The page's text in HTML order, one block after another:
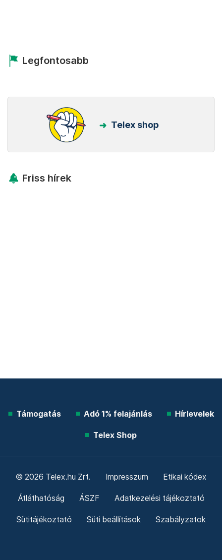
Legfontosabb
Telex shop
Friss hírek
Támogatás Adó 1% felajánlás Hírlevelek
Telex Shop
© 2026 Telex.hu Zrt. Impresszum Etikai kódex
Átláthatóság ÁSZF Adatkezelési tájékoztató
Sütitájékoztató Süti beállítások Szabályzatok